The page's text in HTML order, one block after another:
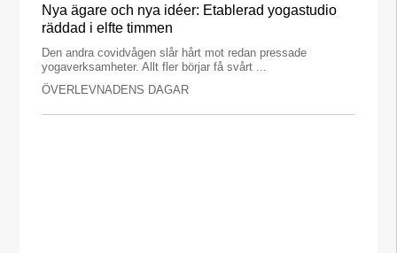
Nya ägare och nya idéer: Etablerad yogastudio
räddad i elfte timmen
Den andra covidvågen slår hårt mot redan pressade
yogaverksamheter. Allt fler börjar få svårt ...
ÖVERLEVNADENS DAGAR